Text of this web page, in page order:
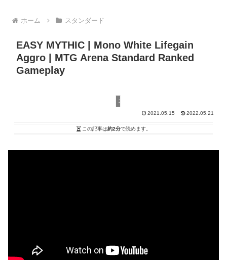
ホーム スタンダード
EASY MYTHIC | Mono White Lifegain
Aggro | MTG Arena Standard Ranked
Gameplay
スタンダード
2021.05.15 2022.05.21
この記事は約2分で読めます。